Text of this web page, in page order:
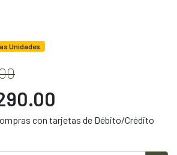
Unidades.
con tarjetas de Débito/Crédito